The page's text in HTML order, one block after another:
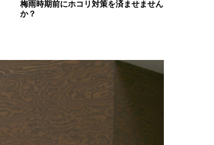
梅雨時期前にホコリ対策を済ませません
か？